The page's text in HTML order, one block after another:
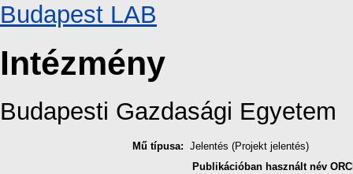
Budapest LAB
Intézmény
Budapesti Gazdasági Egyetem
Mű típusa: Jelentés (Projekt jelentés)
Publikációban használt név